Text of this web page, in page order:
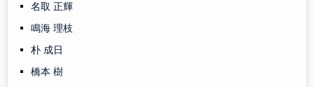
名取 正輝
鳴海 理枝
朴 成日
橋本 樹